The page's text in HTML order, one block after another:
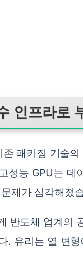
인프라로
패키징 기술
성능 GPU는 데
제가 심각해졌
반도체 업계의
. 유리는 열 변